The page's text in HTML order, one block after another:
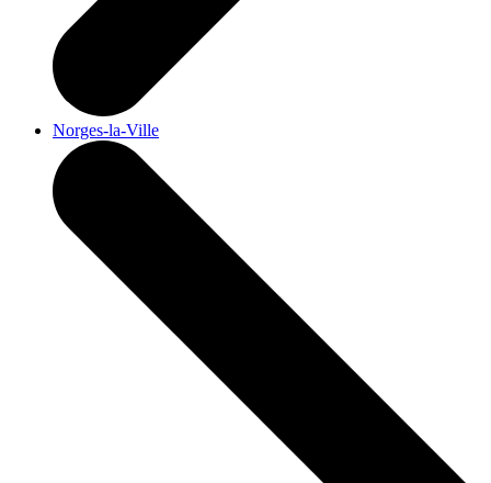
Norges-la-Ville